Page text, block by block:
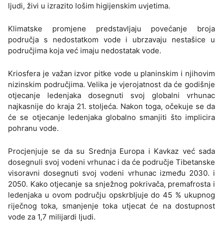
ljudi, živi u izrazito lošim higijenskim uvjetima.
Klimatske promjene predstavljaju povećanje broja
područja s nedostatkom vode i ubrzavaju nestašice u
područjima koja već imaju nedostatak vode.
Kriosfera je važan izvor pitke vode u planinskim i njihovim
nizinskim područjima. Velika je vjerojatnost da će godišnje
otjecanje ledenjaka dosegnuti svoj globalni vrhunac
najkasnije do kraja 21. stoljeća. Nakon toga, očekuje se da
će se otjecanje ledenjaka globalno smanjiti što implicira
pohranu vode.
Procjenjuje se da su Srednja Europa i Kavkaz već sada
dosegnuli svoj vodeni vrhunac i da će područje Tibetanske
visoravni dosegnuti svoj vodeni vrhunac između 2030. i
2050. Kako otjecanje sa snježnog pokrivača, premafrosta i
ledenjaka u ovom području opskrbljuje do 45 % ukupnog
riječnog toka, smanjenje toka utjecat će na dostupnost
vode za 1,7 milijardi ljudi.